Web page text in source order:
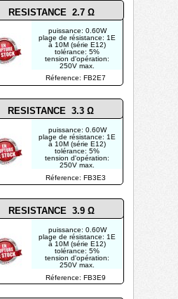
Réference: FB3E3
puissance: 0.60W
plage de résistance: 1E
à 10M (série E12)
tolérance: 5%
tension d'opération:
250V max.
Réference: FB2E7
RESISTANCE 2.7 Ω
puissance: 0.60W
plage de résistance: 1E
à 10M (série E12)
tolérance: 5%
tension d'opération:
250V max.
RESISTANCE 3.3 Ω
puissance: 0.60W
plage de résistance: 1E
à 10M (série E12)
tolérance: 5%
tension d'opération:
250V max.
RESISTANCE 3.9 Ω
Réference: FB3E9